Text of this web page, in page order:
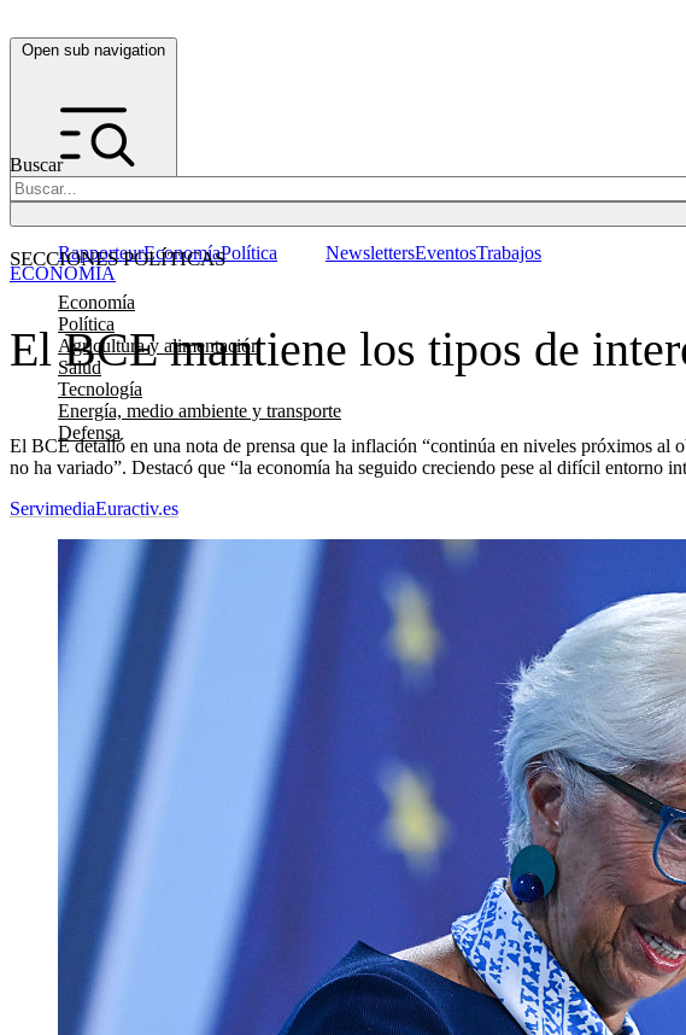
Open sub navigation
Buscar
SECCIONES POLÍTICAS
Economía
Política
Agricultura y alimentación
Salud
Tecnología
Energía, medio ambiente y transporte
Defensa
RapporteurEconomíaPolítica NewslettersEventosTrabajos
El BCE mantiene los tipos de
El BCE detalló en una nota de prensa que la inflación “continúa en niveles próximos
no ha variado”. Destacó que “la economía ha seguido creciendo pese al difícil entorno
ECONOMÍA
ServimediaEuractiv.es